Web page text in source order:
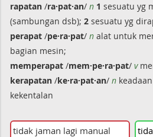
rapatan /ra·pat·an/ n 1 sesuatu yg
(sambungan dsb); 2 sesuatu yg
perapat /pe·ra·pat/ n alat untuk
bagian mesin;
memperapat /mem·pe·ra·pat/ v
kerapatan /ke·ra·pat·an/ n
kekentalan